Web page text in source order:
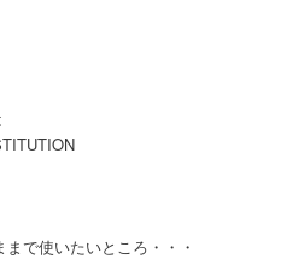
で使いたいところ・・・